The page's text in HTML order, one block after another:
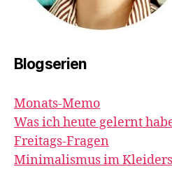
Blogserien
Monats-Memo
Was ich heute gelernt
Freitags-Fragen
Minimalismus im